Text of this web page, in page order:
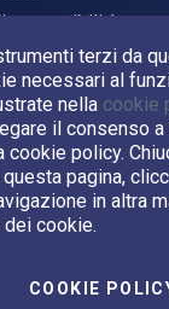
terzi da
necessari al
nella cookie
il consenso
cookie policy.
pagina,
in altra
cookie.
COOKIE
accessibilità
Italiana, 2026. P.Iva
su XCanale Asi su